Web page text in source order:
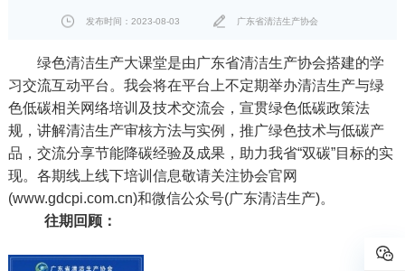
发布时间：2023-08-03 广东省清洁生产协会
绿色清洁生产大课堂是由广东省清洁生产协会搭建的学
习交流互动平台。我会将在平台上不定期举办清洁生产与绿
色低碳相关网络培训及技术交流会，宣贯绿色低碳政策法
规，讲解清洁生产审核方法与实例，推广绿色技术与低碳产
品，交流分享节能降碳经验及成果，助力我省“双碳”目标的实
现。各期线上线下培训信息敬请关注协会官网
(www.gdcpi.com.cn)和微信公众号(广东清洁生产)。
往期回顾：